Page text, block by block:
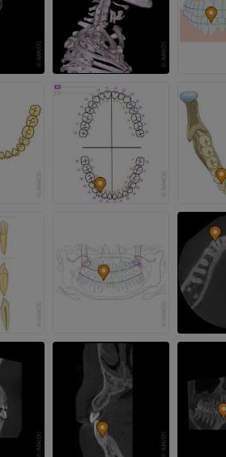
上肢MRI
肩MRI
优质会员
肘部MRI
下肢